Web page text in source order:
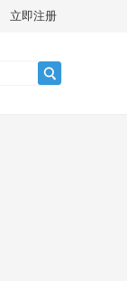
立即注册